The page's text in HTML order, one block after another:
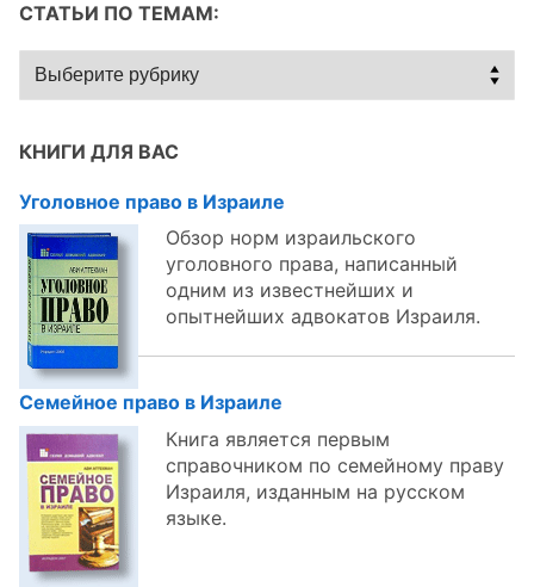
СТАТЬИ ПО ТЕМАМ:
Статьи
по
КНИГИ ДЛЯ ВАС
Уголовное право в Израиле
Обзор норм израильского
уголовного права, написанный
одним из известнейших и
опытнейших адвокатов Израиля.
Семейное право в Израиле
Книга является первым
справочником по семейному праву
Израиля, изданным на русском
языке.